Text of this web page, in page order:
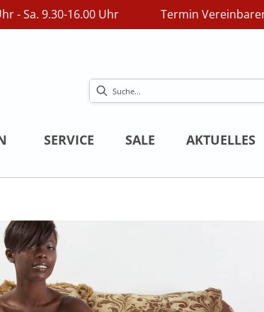
- Sa. 9.30-16.00 Uhr Termin
SERVICE SALE AKTUELLES